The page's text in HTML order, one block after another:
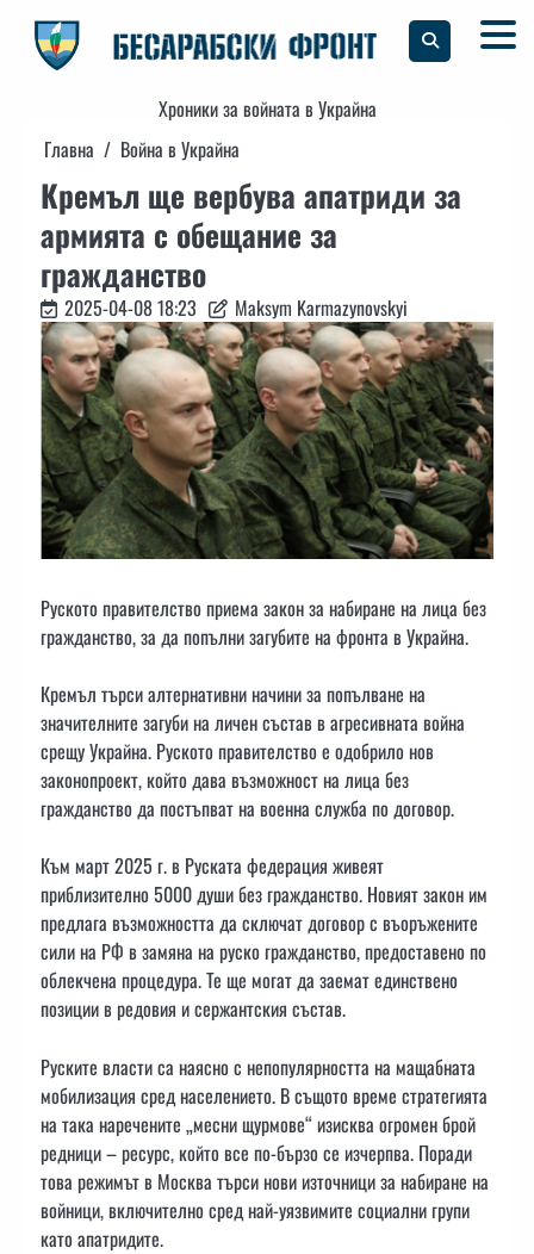
content
Хроники за войната в Украйна
Главна
Война в Украйна
Кремъл ще вербува апатриди за
армията с обещание за
гражданство
2025-04-08 18:23 Maksym Karmazynovskyi
Руското правителство приема закон за набиране на лица без
гражданство, за да попълни загубите на фронта в Украйна.
Кремъл търси алтернативни начини за попълване на
значителните загуби на личен състав в агресивната война
срещу Украйна. Руското правителство е одобрило нов
законопроект, който дава възможност на лица без
гражданство да постъпват на военна служба по договор.
Към март 2025 г. в Руската федерация живеят
приблизително 5000 души без гражданство. Новият закон им
предлага възможността да сключат договор с въоръжените
сили на РФ в замяна на руско гражданство, предоставено по
облекчена процедура. Те ще могат да заемат единствено
позиции в редовия и сержантския състав.
Руските власти са наясно с непопулярността на мащабната
мобилизация сред населението. В същото време стратегията
на така наречените „месни щурмове“ изисква огромен брой
редници – ресурс, който все по-бързо се изчерпва. Поради
това режимът в Москва търси нови източници за набиране на
войници, включително сред най-уязвимите социални групи
като апатридите.